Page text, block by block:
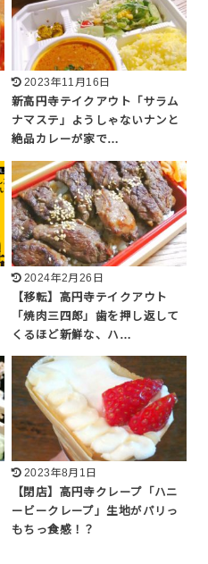
2023年11月16日
新高円寺テイクアウト「サラム
ナマステ」ようしゃないナンと
絶品カレーが家で…
2024年2月26日
【移転】高円寺テイクアウト
「焼肉三四郎」歯を押し返して
くるほど新鮮な、ハ…
2023年8月1日
【閉店】高円寺クレープ「ハニ
ービークレープ」生地がパリっ
もちっ食感！？